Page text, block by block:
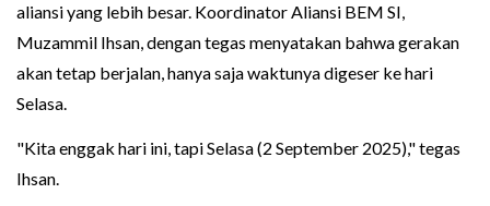
aliansi yang lebih besar. Koordinator Aliansi BEM SI,
Muzammil Ihsan, dengan tegas menyatakan bahwa gerakan
akan tetap berjalan, hanya saja waktunya digeser ke hari
Selasa.
"Kita enggak hari ini, tapi Selasa (2 September 2025)," tegas
Ihsan.